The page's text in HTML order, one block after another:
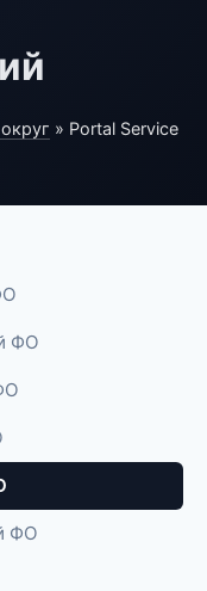
» Portal Service
ФО
ФО